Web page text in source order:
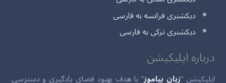
دیکشنری فرانسه به فارسی
دیکشنری ترکی به فارسی
درباره اپلیکیشن
اپلیکیشن “زبان بیاموز” با هدف بهبود فضای یادگیری و دسترسی